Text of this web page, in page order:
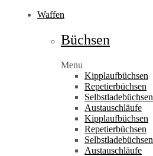
Waffen
Büchsen
Menu
Kipplaufbüchsen
Repetierbüchsen
Selbstladebüchsen
Austauschläufe
Kipplaufbüchsen
Repetierbüchsen
Selbstladebüchsen
Austauschläufe